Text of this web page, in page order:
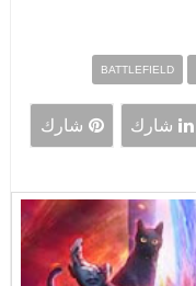
BATTLEFIELD
شارك شارك